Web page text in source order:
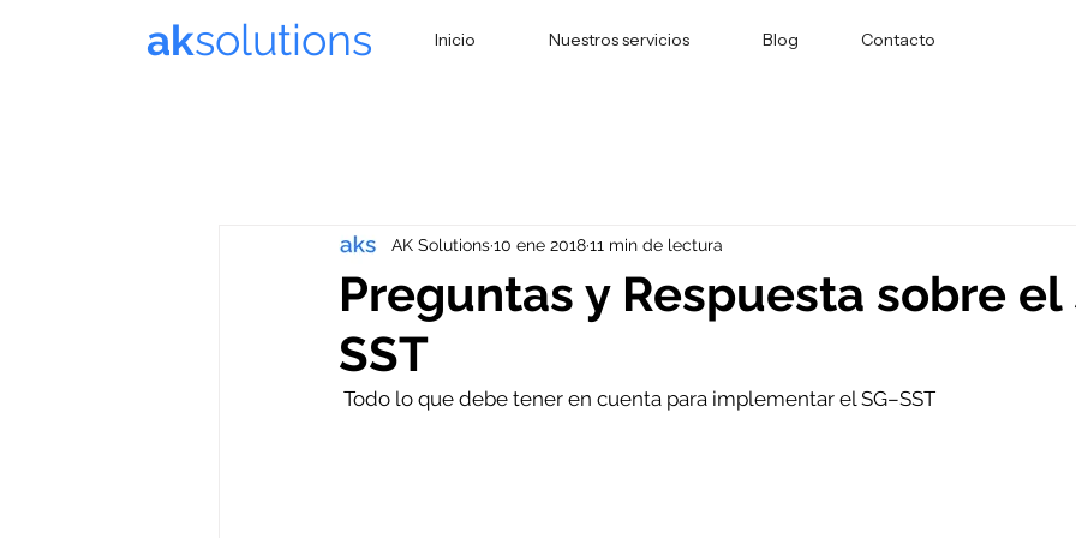
aksolutions Inicio Nuestros servicios Blog Contacto
Preguntas y Respuesta sobre el
SST
AK Solutions10 ene 201811 min de lectura
Todo lo que debe tener en cuenta para implementar el SG–SST